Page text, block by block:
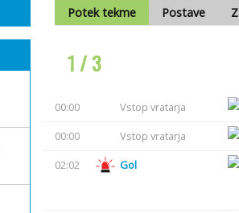
Potek tekme Postave
1 / 3
00:00 Vstop vratarja
00:00
Vstop vratarja
02:02
Gol